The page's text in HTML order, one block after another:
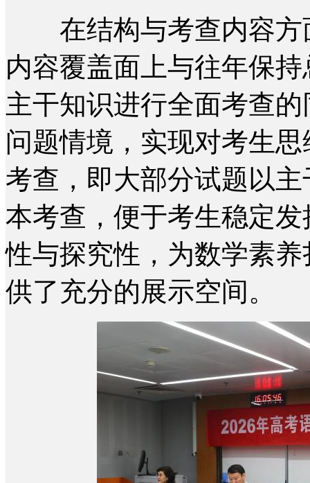
在结构与考查内容方
内容覆盖面上与往年保
主干知识进行全面考查
问题情境，实现对考生
考查，即大部分试题以
本考查，便于考生稳定
性与探究性，为数学素
供了充分的展示空间。